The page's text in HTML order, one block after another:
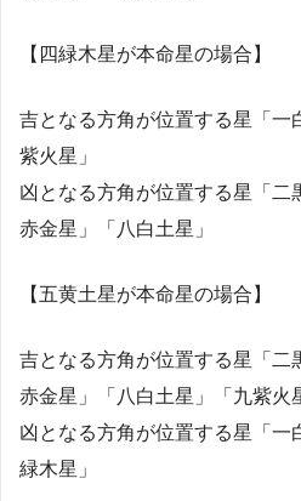
【四緑木星が本命星の場合】
吉となる方角が位置する星「一
紫火星」
凶となる方角が位置する星「二
赤金星」「八白土星」
【五黄土星が本命星の場合】
吉となる方角が位置する星「二
赤金星」「八白土星」「九紫火
凶となる方角が位置する星「一
緑木星」